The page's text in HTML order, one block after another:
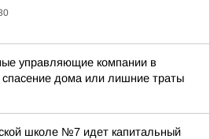
управляющие компании в
спасение дома или лишние траты
школе №7 идет капитальный